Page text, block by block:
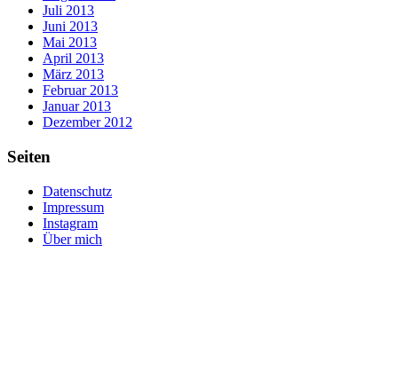
Juli 2013
Juni 2013
Mai 2013
April 2013
März 2013
Februar 2013
Januar 2013
Dezember 2012
Seiten
Datenschutz
Impressum
Instagram
Über mich